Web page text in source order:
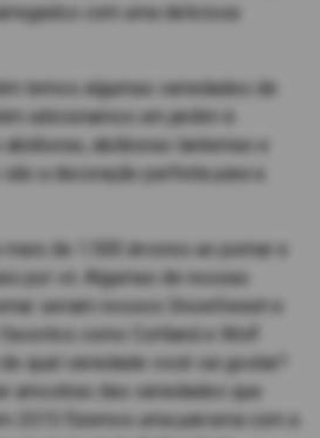
com uma deliciosa
temos algumas variedades de
adicionamos um jardim à
abóboras-lanternas e
a decoração perfeita para a
de 1.500 árvores ao pomar e
por vir. Algumas de nossas
seriam nossos SnowSweet e
como Cortland e Wolf
qual variedade você vai gostar?
amostras das variedades que
2015 fizemos uma parceria com a